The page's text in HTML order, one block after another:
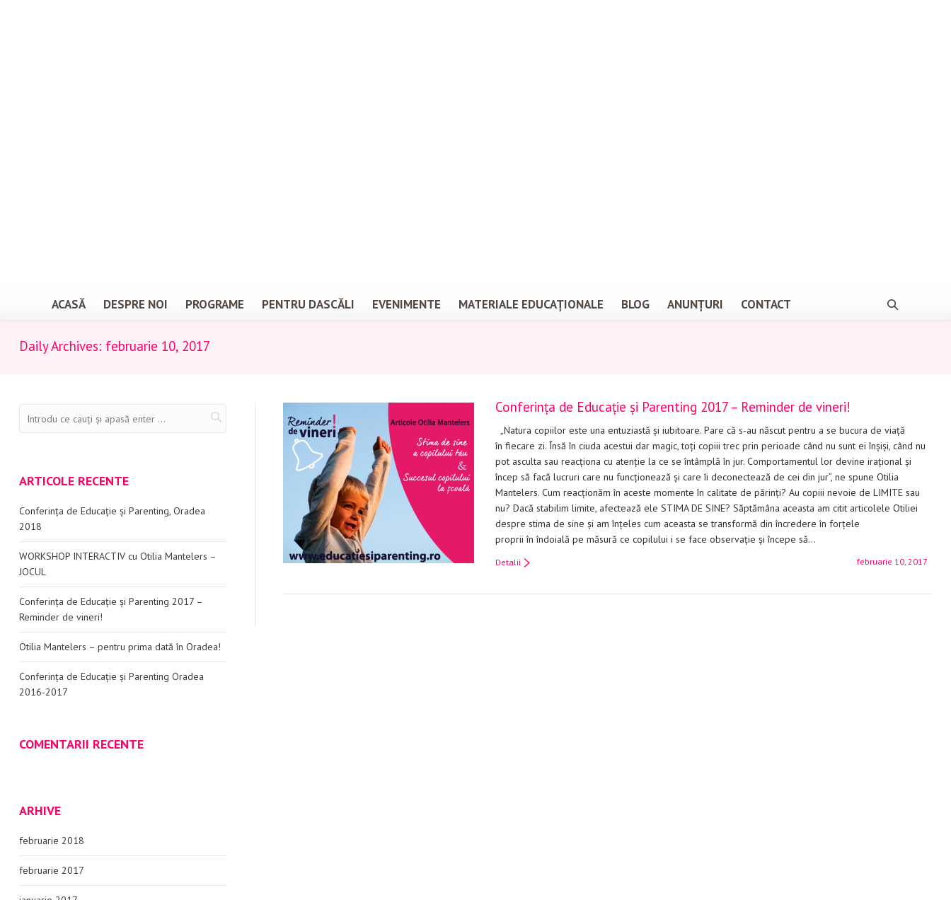
ACASĂ DESPRE NOI PROGRAME PENTRU DASCĂLI EVENIMENTE MATERIALE EDUCAȚIONALE BLOG ANUNȚURI CONTACT
Daily Archives: februarie 10, 2017
Conferința de Educație și Parenting 2017 – Reminder de vineri!
„Natura copiilor este una entuziastă și iubitoare. Pare că s-au născut pentru a se bucura de viață
în fiecare zi. Însă în ciuda acestui dar magic, toți copiii trec prin perioade când nu sunt ei înșiși, când nu
pot asculta sau reacționa cu atenție la ce se întâmplă în jur. Comportamentul lor devine irațional și
încep să facă lucruri care nu funcționează și care îi deconectează de cei din jur”, ne spune Otilia
Mantelers. Cum reacționăm în aceste momente în calitate de părinți? Au copiii nevoie de LIMITE sau
nu? Dacă stabilim limite, afectează ele STIMA DE SINE? Săptămâna aceasta am citit articolele Otiliei
despre stima de sine și am înțeles cum aceasta se transformă din încredere în forțele
proprii în îndoială pe măsură ce copilului i se face observație și începe să…
februarie 10, 2017
Detalii
ARTICOLE RECENTE
Conferința de Educație și Parenting, Oradea
2018
WORKSHOP INTERACTIV cu Otilia Mantelers –
JOCUL
Conferința de Educație și Parenting 2017 –
Reminder de vineri!
Otilia Mantelers – pentru prima dată în Oradea!
Conferința de Educație și Parenting Oradea
2016-2017
COMENTARII RECENTE
ARHIVE
februarie 2018
februarie 2017